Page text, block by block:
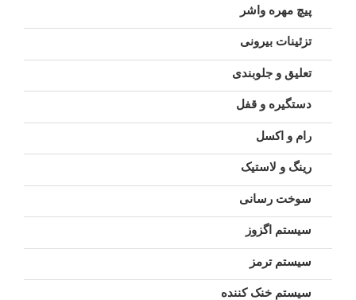
پیچ مهره واشر
تزئینات بیرونی
تعلیق و جلوبندی
دستگیره و قفل
رام و اکسل
رینگ و لاستیک
سوخت رسانی
سیستم اگزوز
سیستم ترمز
سیستم خنک کننده